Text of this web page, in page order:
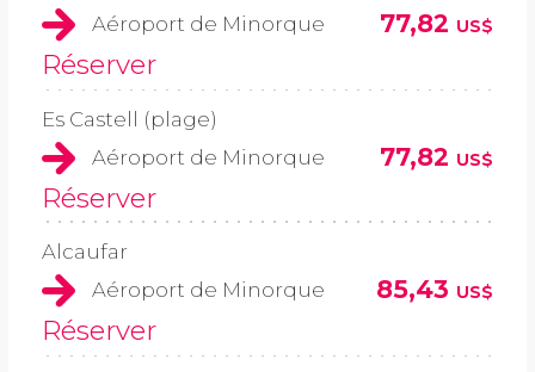
Aéroport de Minorque
77,82 US$
Réserver
Es Castell (plage)
Aéroport de Minorque
77,82 US$
Réserver
Alcaufar
Aéroport de Minorque
85,43 US$
Réserver